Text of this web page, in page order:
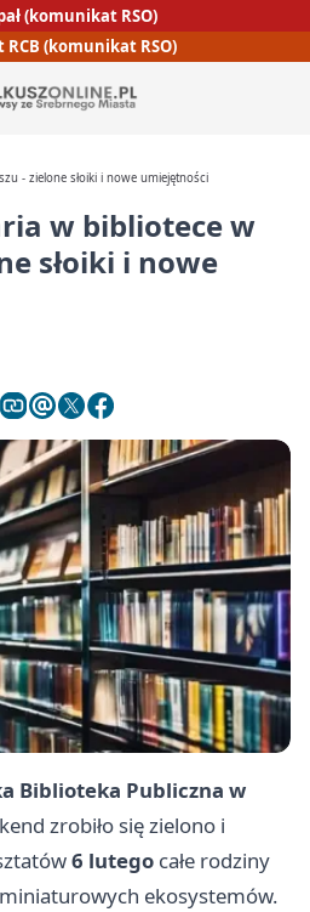
(komunikat RSO)
(komunikat RSO)
- zielone słoiki i nowe umiejętności
w bibliotece w
słoiki i nowe
Biblioteka Publiczna w
zrobiło się zielono i
6 lutego całe rodziny
ekosystemów.